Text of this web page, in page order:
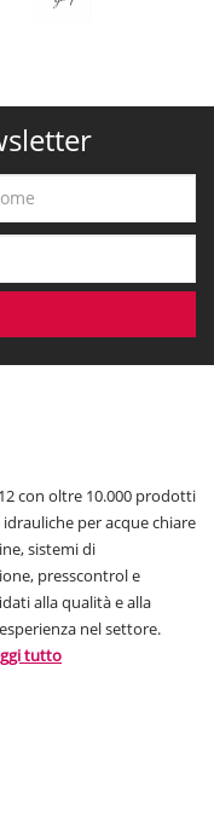
con oltre 10.000 prodotti
per acque chiare
sistemi di
presscontrol e
alla qualità e alla
nel settore.
tutto